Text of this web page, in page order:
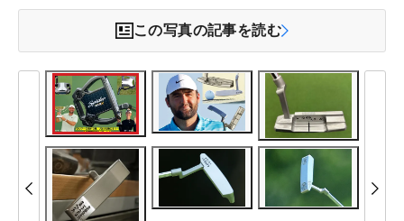
この写真の記事を読む